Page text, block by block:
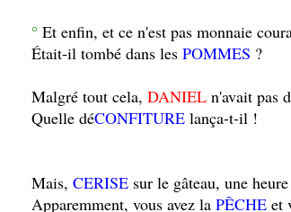
° Et enfin, et ce n'est pas monnaie
Était-il tombé dans les POMMES ?
Malgré tout cela, DANIEL n'avait pas
Quelle déCONFITURE lança-t-il !
Mais, CERISE sur le gâteau, une
Apparemment, vous avez la PÊCHE et